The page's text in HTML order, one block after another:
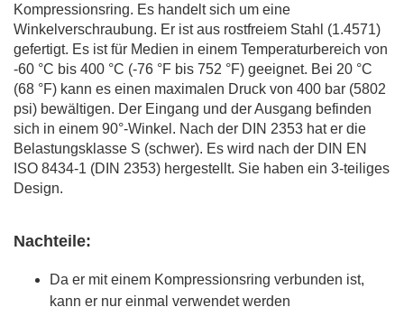
Kompressionsring. Es handelt sich um eine
Winkelverschraubung. Er ist aus rostfreiem Stahl (1.4571)
gefertigt. Es ist für Medien in einem Temperaturbereich von
-60 °C bis 400 °C (-76 °F bis 752 °F) geeignet. Bei 20 °C
(68 °F) kann es einen maximalen Druck von 400 bar (5802
psi) bewältigen. Der Eingang und der Ausgang befinden
sich in einem 90°-Winkel. Nach der DIN 2353 hat er die
Belastungsklasse S (schwer). Es wird nach der DIN EN
ISO 8434-1 (DIN 2353) hergestellt. Sie haben ein 3-teiliges
Design.
Nachteile:
Da er mit einem Kompressionsring verbunden ist,
kann er nur einmal verwendet werden